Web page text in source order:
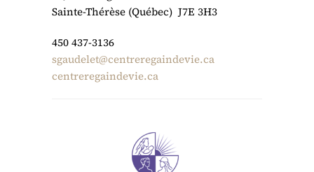
Sainte-Thérèse (Québec) J7E 3H3
450 437-3136
sgaudelet@centreregaindevie.ca
centreregaindevie.ca